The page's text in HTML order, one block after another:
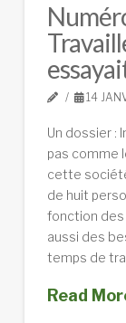
14
Un dossier :
pas comme
cette
de huit
fonction des
aussi des
temps de
Read